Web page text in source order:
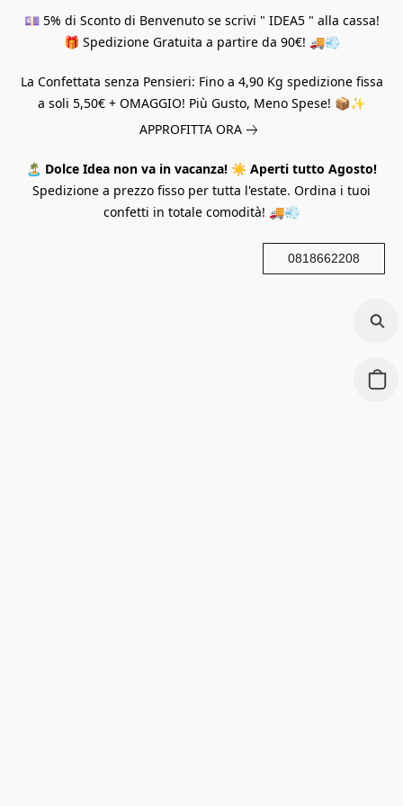
💷 5% di Sconto di Benvenuto se scrivi " IDEA5 " alla cassa!
🎁 Spedizione Gratuita a partire da 90€! 🚚💨
La Confettata senza Pensieri: Fino a 4,90 Kg spedizione fissa
a soli 5,50€ + OMAGGIO! Più Gusto, Meno Spese! 📦✨
APPROFITTA ORA
🏝️ Dolce Idea non va in vacanza! ☀️ Aperti tutto Agosto!
Spedizione a prezzo fisso per tutta l'estate. Ordina i tuoi
confetti in totale comodità! 🚚💨
0818662208